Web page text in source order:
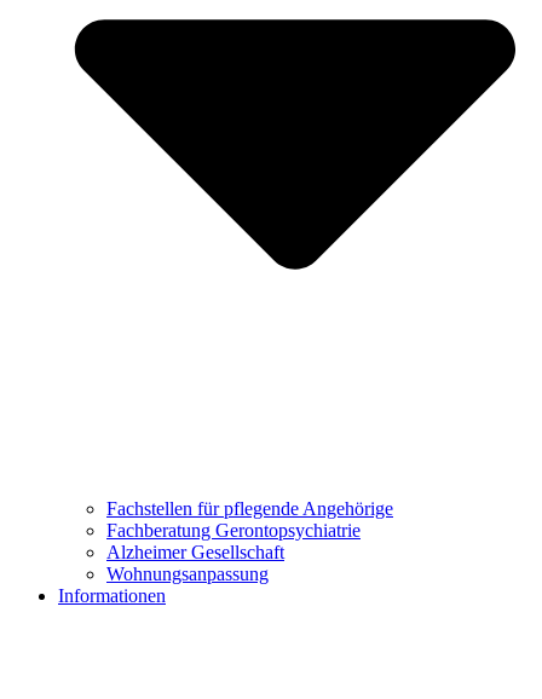
Fachstellen für pflegende Angehörige
Fachberatung Gerontopsychiatrie
Alzheimer Gesellschaft
Wohnungsanpassung
Informationen